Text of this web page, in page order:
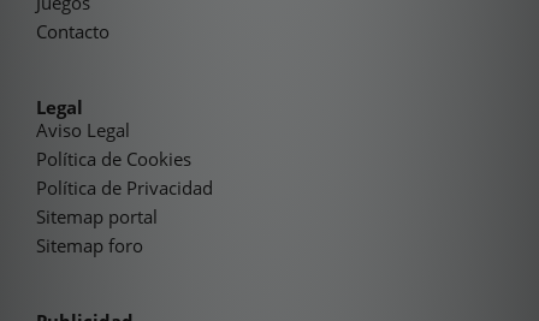
Contacto
Legal
Aviso Legal
Política de Cookies
Política de Privacidad
Sitemap portal
Sitemap foro